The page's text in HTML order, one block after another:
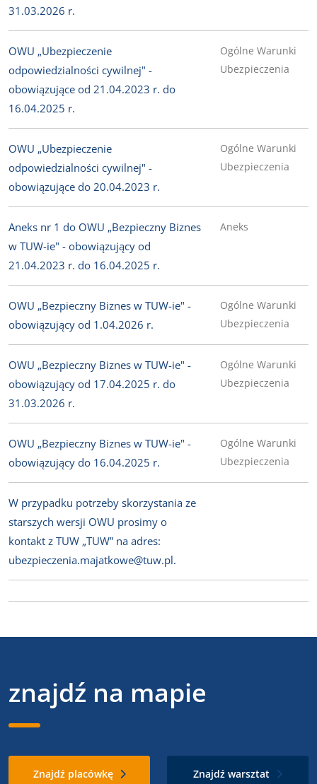
31.03.2026 r.
OWU „Ubezpieczenie
odpowiedzialności cywilnej" -
obowiązujące od 21.04.2023 r. do
16.04.2025 r.
Ogólne Warunki
Ubezpieczenia
OWU „Ubezpieczenie
odpowiedzialności cywilnej" -
obowiązujące do 20.04.2023 r.
Ogólne Warunki
Ubezpieczenia
Aneks nr 1 do OWU „Bezpieczny Biznes
w TUW-ie" - obowiązujący od
21.04.2023 r. do 16.04.2025 r.
Aneks
OWU „Bezpieczny Biznes w TUW-ie" -
obowiązujący od 1.04.2026 r.
Ogólne Warunki
Ubezpieczenia
OWU „Bezpieczny Biznes w TUW-ie" -
obowiązujący od 17.04.2025 r. do
31.03.2026 r.
Ogólne Warunki
Ubezpieczenia
OWU „Bezpieczny Biznes w TUW-ie" -
obowiązujący do 16.04.2025 r.
Ogólne Warunki
Ubezpieczenia
W przypadku potrzeby skorzystania ze
starszych wersji OWU prosimy o
kontakt z TUW „TUW” na adres:
ubezpieczenia.majatkowe@tuw.pl.
znajdź na mapie
Znajdź placówkę Znajdź warsztat